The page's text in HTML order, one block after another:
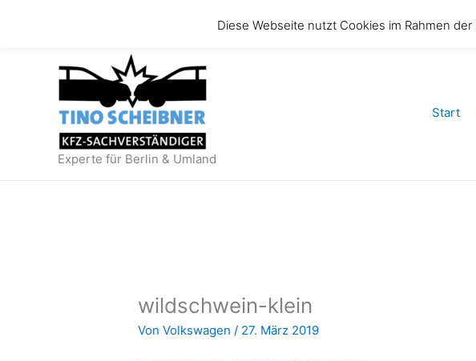
Experte für Berlin & Umland
Start
wildschwein-klein
VonVolkswagen/ 27. März 2019
Diese Webseite nutzt Cookies im Rahmen